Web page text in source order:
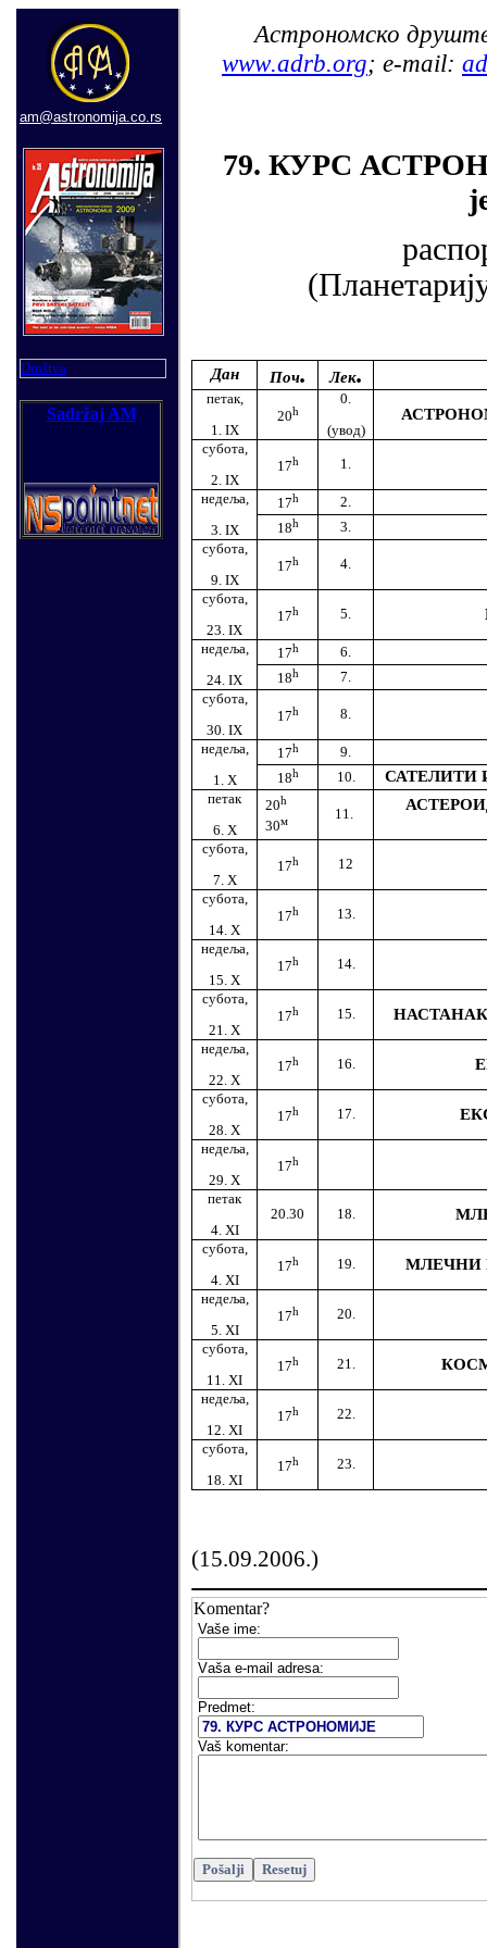
am@astronomija.co.rs
Društva
Sadržaj AM
Астрономско
www.adrb.org; e-mail:
79. КУРС
Дан Поч. Лек.
петак,
1. IX
20h
0.
(увод)
субота,
2. IX
17h 1.
недеља,
3. IX
17h
2.
18h
3.
субота,
9. IX
17h 4.
субота,
23. IX
17h 5.
недеља,
24. IX
17h
6.
18h
7.
субота,
30. IX
17h 8.
недеља,
1. X
17h
9.
18h 10. САТЕЛИТИ
петак
6. X
20h
30м 11.
субота,
7. X
17h 12
субота,
14. X
17h 13.
недеља,
15. X
17h 14.
субота,
21. X
17h 15.
недеља,
22. X
17h 16.
субота,
28. X
17h 17.
недеља,
29. X
17h
петак
4. XI
20.30 18.
субота,
4. XI
17h 19. МЛЕЧНИ
недеља,
5. XI
17h 20.
субота,
11. XI
17h 21.
недеља,
12. XI
17h 22.
субота,
18. XI
17h 23.
(15.09.2006.)
Komentar?
Vaše ime:
Vaša e-mail adresa:
Predmet:
Vaš komentar: